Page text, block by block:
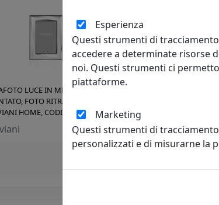
LUCE IN METALLO
FOTO RITRATTO 9X13,
HOME, CODICE 255019BM
Ottaviani
Esperienza
Questi strumenti di
accedere a determinate risorse
noi. Questi strumenti ci
piattaforme.
Marketing
Questi strumenti di
personalizzati e di misurarne la